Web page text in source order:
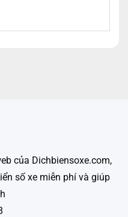
của Dichbiensoxe.com,
số xe miễn phí và giúp